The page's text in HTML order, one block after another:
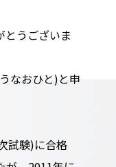
とうございま
なおひと)と申
試験)に合格